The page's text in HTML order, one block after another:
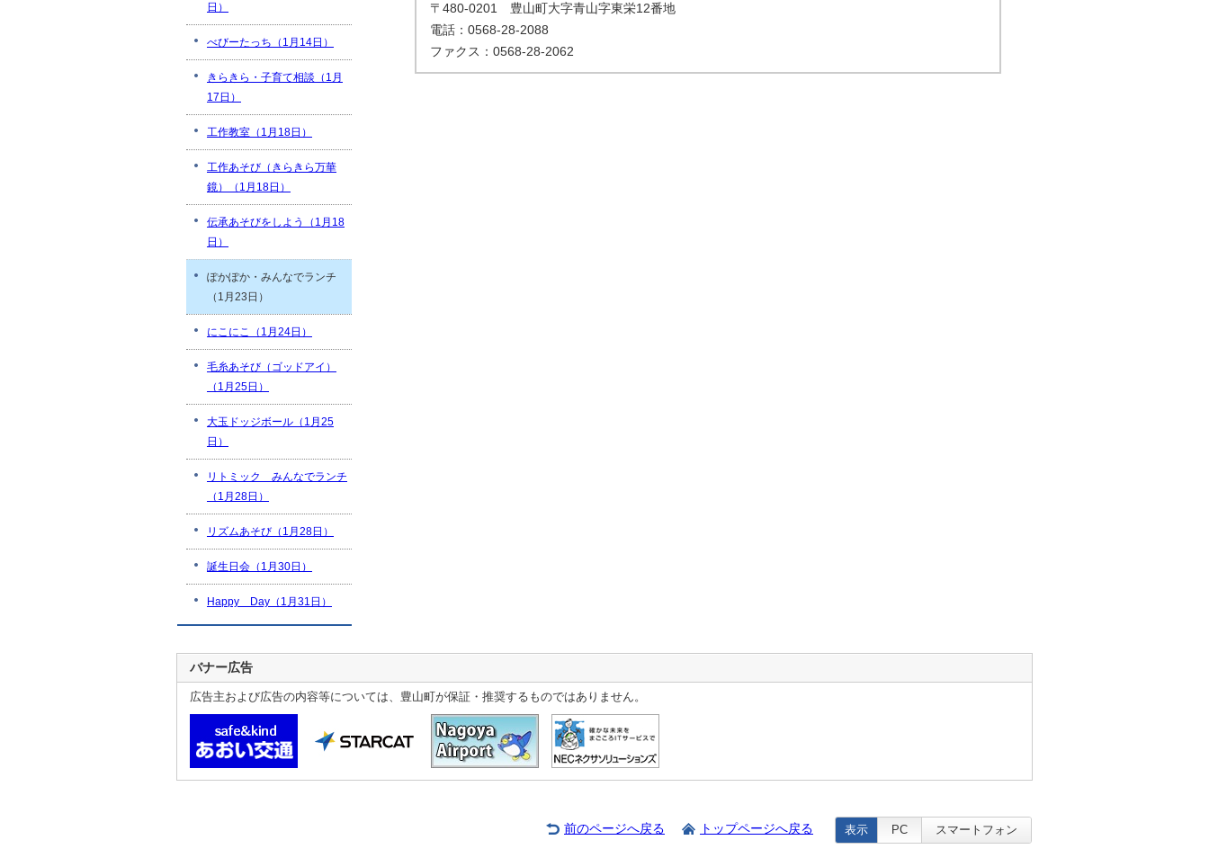
〒480-0201 豊山町大字青山字東栄12番地
電話：0568-28-2088
ファクス：0568-28-2062
日）
べびーたっち（1月14日）
きらきら・子育て相談（1月
17日）
工作教室（1月18日）
工作あそび（きらきら万華
鏡）（1月18日）
伝承あそびをしよう（1月18
日）
ぽかぽか・みんなでランチ
（1月23日）
にこにこ（1月24日）
毛糸あそび（ゴッドアイ）
（1月25日）
大玉ドッジボール（1月25
日）
リトミック みんなでランチ
（1月28日）
リズムあそび（1月28日）
誕生日会（1月30日）
Happy Day（1月31日）
バナー広告
広告主および広告の内容等については、豊山町が保証・推奨するものではありません。
前のページへ戻る トップページへ戻る 表示 PC スマートフォン